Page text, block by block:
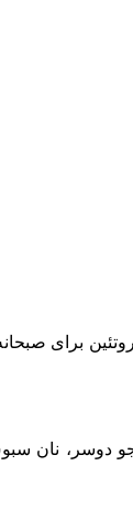
که حداقل 20 تا 30 گرم
دوسر، نان